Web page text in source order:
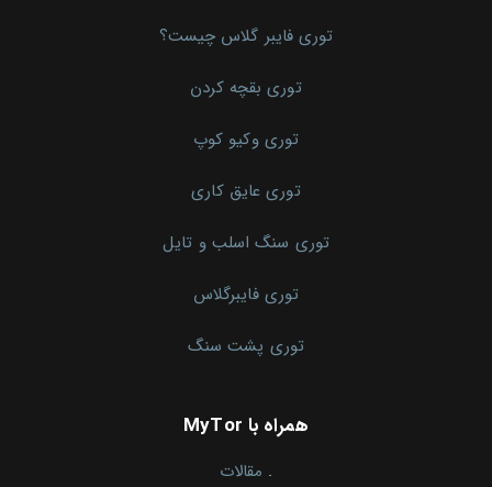
توری فایبر گلاس چیست؟
توری بقچه کردن
توری وکیو کوپ
توری عایق کاری
توری سنگ اسلب و تایل
توری فایبرگلاس
توری پشت سنگ
همراه با MyTor
. مقالات